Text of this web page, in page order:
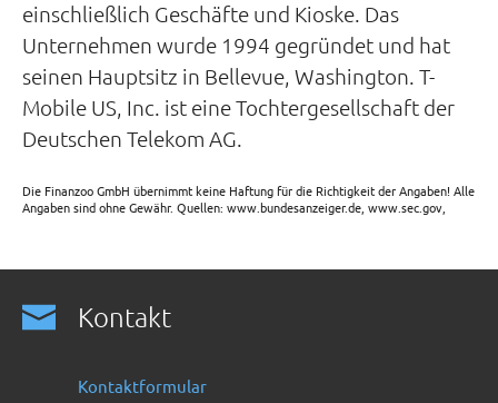
einschließlich Geschäfte und Kioske. Das
Unternehmen wurde 1994 gegründet und hat
seinen Hauptsitz in Bellevue, Washington. T-
Mobile US, Inc. ist eine Tochtergesellschaft der
Deutschen Telekom AG.
Die Finanzoo GmbH übernimmt keine Haftung für die Richtigkeit der Angaben! Alle
Angaben sind ohne Gewähr. Quellen: www.bundesanzeiger.de, www.sec.gov,
Kontakt
Kontaktformular